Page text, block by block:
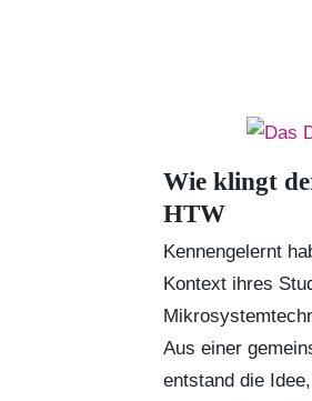
Wie klingt
HTW
Kennengelernt
Kontext ihres
Aus einer
entstand die